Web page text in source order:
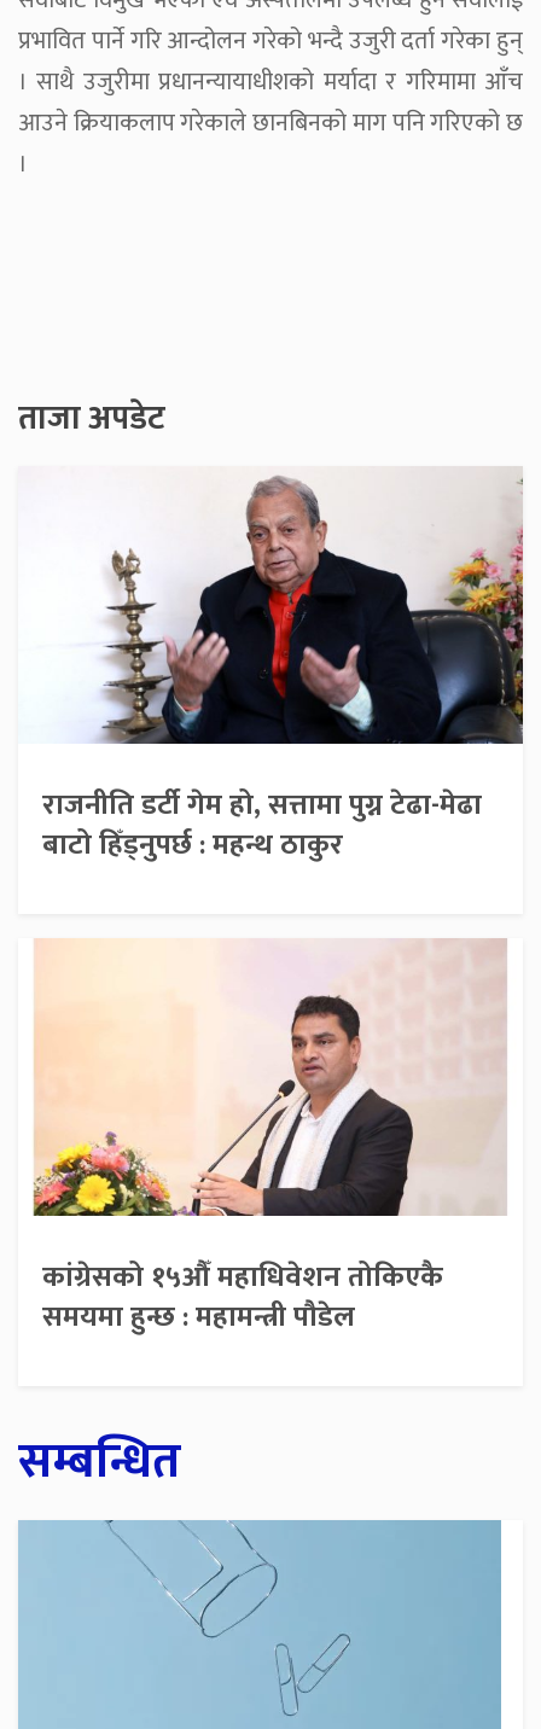
प्रभावित पार्ने गरि आन्दोलन गरेको भन्दै उजुरी दर्ता गरेका हुन्
। साथै उजुरीमा प्रधानन्यायाधीशको मर्यादा र गरिमामा आँच
आउने क्रियाकलाप गरेकाले छानबिनको माग पनि गरिएको छ
।
ताजा अपडेट
राजनीति डर्टी गेम हो, सत्तामा पुग्न टेढा-मेढा
बाटो हिँड्नुपर्छ : महन्थ ठाकुर
कांग्रेसको १५औँ महाधिवेशन तोकिएकै
समयमा हुन्छ : महामन्त्री पौडेल
सम्बन्धित